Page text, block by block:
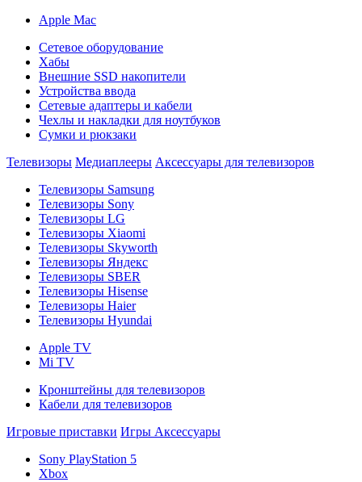
Apple Mac
Сетевое оборудование
Хабы
Внешние SSD накопители
Устройства ввода
Сетевые адаптеры и кабели
Чехлы и накладки для ноутбуков
Сумки и рюкзаки
Телевизоры Медиаплееры Аксессуары для телевизоров
Телевизоры Samsung
Телевизоры Sony
Телевизоры LG
Телевизоры Xiaomi
Телевизоры Skyworth
Телевизоры Яндекс
Телевизоры SBER
Телевизоры Hisense
Телевизоры Haier
Телевизоры Hyundai
Apple TV
Mi TV
Кронштейны для телевизоров
Кабели для телевизоров
Игровые приставки Игры Аксессуары
Sony PlayStation 5
Xbox